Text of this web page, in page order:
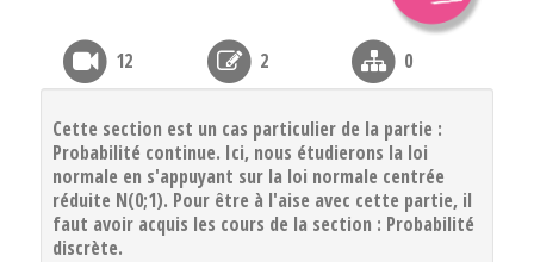
12 2 0
Cette section est un cas particulier de la partie :
Probabilité continue. Ici, nous étudierons la loi
normale en s'appuyant sur la loi normale centrée
réduite N(0;1). Pour être à l'aise avec cette partie, il
faut avoir acquis les cours de la section : Probabilité
discrète.